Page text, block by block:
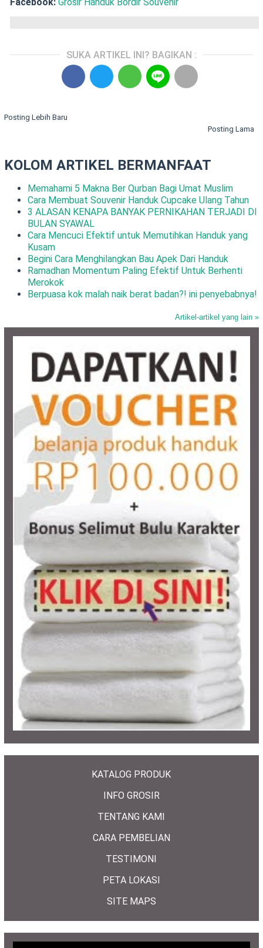
SUKA ARTIKEL INI? BAGIKAN :
Posting Lebih Baru
Posting Lama
KOLOM ARTIKEL BERMANFAAT
Memahami 5 Makna Ber Qurban Bagi Umat Muslim
Cara Membuat Souvenir Handuk Cupcake Ulang Tahun
3 ALASAN KENAPA BANYAK PERNIKAHAN TERJADI DI
BULAN SYAWAL
Cara Mencuci Efektif untuk Memutihkan Handuk yang
Kusam
Begini Cara Menghilangkan Bau Apek Dari Handuk
Ramadhan Momentum Paling Efektif Untuk Berhenti
Merokok
Berpuasa kok malah naik berat badan?! ini penyebabnya!
Artikel-artikel yang lain »
KATALOG PRODUK
INFO GROSIR
TENTANG KAMI
CARA PEMBELIAN
TESTIMONI
PETA LOKASI
SITE MAPS